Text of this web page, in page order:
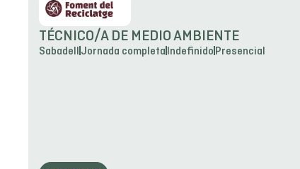
TÉCNICO/A DE MEDIO AMBIENTE
Sabadell Jornada completa Indefinido Presencial